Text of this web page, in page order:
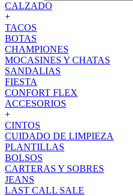
CALZADO
+
TACOS
BOTAS
CHAMPIONES
MOCASINES Y CHATAS
SANDALIAS
FIESTA
CONFORT FLEX
ACCESORIOS
+
CINTOS
CUIDADO DE LIMPIEZA
PLANTILLAS
BOLSOS
CARTERAS Y SOBRES
JEANS
LAST CALL SALE